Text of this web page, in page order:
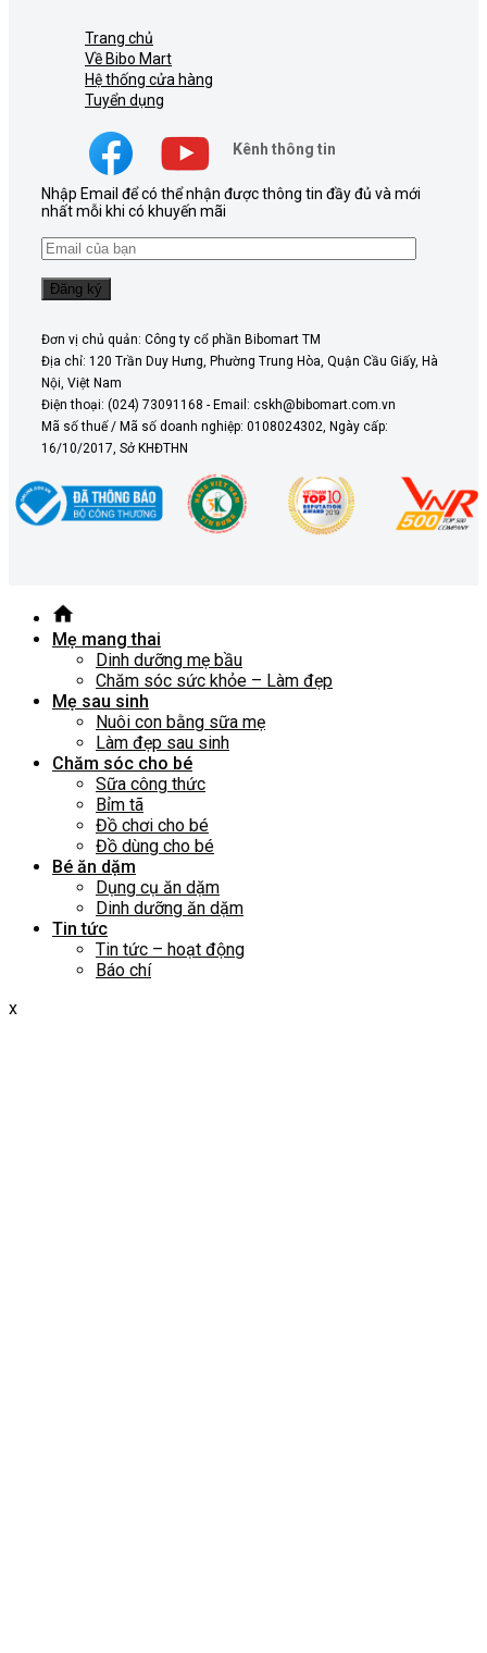
Trang chủ
Về Bibo Mart
Hệ thống cửa hàng
Tuyển dụng
Kênh thông tin
Nhập Email để có thể nhận được thông tin đầy đủ và mới
nhất mỗi khi có khuyến mãi
Đơn vị chủ quản: Công ty cổ phần Bibomart TM
Địa chỉ: 120 Trần Duy Hưng, Phường Trung Hòa, Quận Cầu Giấy, Hà
Nội, Việt Nam
Điện thoại: (024) 73091168 - Email: cskh@bibomart.com.vn
Mã số thuế / Mã số doanh nghiệp: 0108024302, Ngày cấp:
16/10/2017, Sở KHĐTHN
Mẹ mang thai
Dinh dưỡng mẹ bầu
Chăm sóc sức khỏe – Làm đẹp
Mẹ sau sinh
Nuôi con bằng sữa mẹ
Làm đẹp sau sinh
Chăm sóc cho bé
Sữa công thức
Bỉm tã
Đồ chơi cho bé
Đồ dùng cho bé
Bé ăn dặm
Dụng cụ ăn dặm
Dinh dưỡng ăn dặm
Tin tức
Tin tức – hoạt động
Báo chí
x